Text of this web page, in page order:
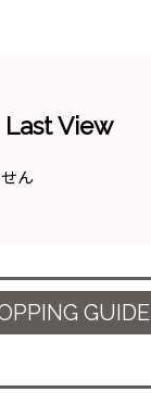
Last View
ん
GUIDE